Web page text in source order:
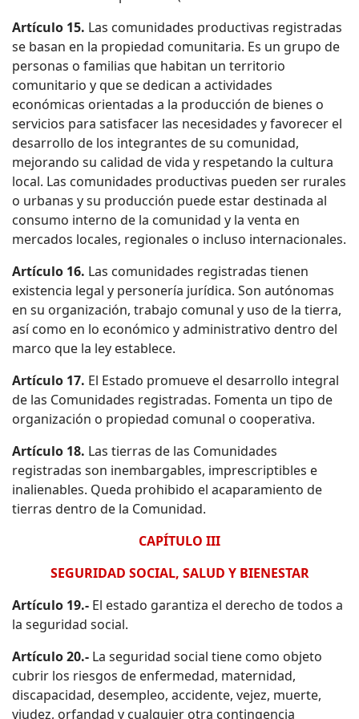
Artículo 15. Las comunidades productivas registradas
se basan en la propiedad comunitaria. Es un grupo de
personas o familias que habitan un territorio
comunitario y que se dedican a actividades
económicas orientadas a la producción de bienes o
servicios para satisfacer las necesidades y favorecer el
desarrollo de los integrantes de su comunidad,
mejorando su calidad de vida y respetando la cultura
local. Las comunidades productivas pueden ser rurales
o urbanas y su producción puede estar destinada al
consumo interno de la comunidad y la venta en
mercados locales, regionales o incluso internacionales.
Artículo 16. Las comunidades registradas tienen
existencia legal y personería jurídica. Son autónomas
en su organización, trabajo comunal y uso de la tierra,
así como en lo económico y administrativo dentro del
marco que la ley establece.
Artículo 17. El Estado promueve el desarrollo integral
de las Comunidades registradas. Fomenta un tipo de
organización o propiedad comunal o cooperativa.
Artículo 18. Las tierras de las Comunidades
registradas son inembargables, imprescriptibles e
inalienables. Queda prohibido el acaparamiento de
tierras dentro de la Comunidad.
CAPÍTULO III
SEGURIDAD SOCIAL, SALUD Y BIENESTAR
Artículo 19.- El estado garantiza el derecho de todos a
la seguridad social.
Artículo 20.- La seguridad social tiene como objeto
cubrir los riesgos de enfermedad, maternidad,
discapacidad, desempleo, accidente, vejez, muerte,
viudez, orfandad y cualquier otra contingencia